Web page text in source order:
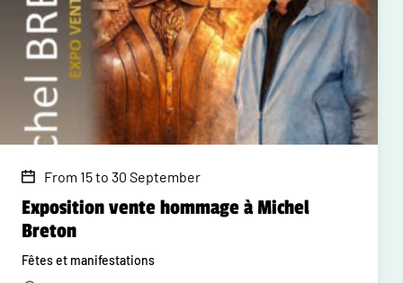
From 15 to 30 September
Exposition vente hommage à Michel
Breton
Fêtes et manifestations